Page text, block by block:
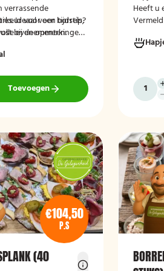
verrassende
Ideaal voor borrels,
evenementen.
voor een tijdstip?
bij de opmerkingen
Toevoegen
Heeft u
€104,50
P.S
(40